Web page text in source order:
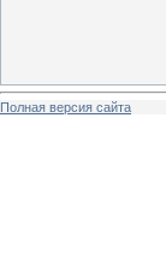
Полная версия сайта